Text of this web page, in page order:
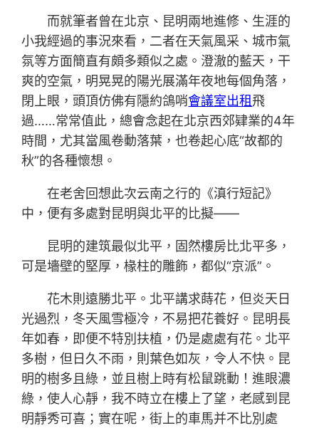
而就筆者曾在北京、昆明兩地進修、生涯的
小我經過的事況來看，二者在天氣風采、城市氣
氛等方面簡直有頗多類似之處。澄澈的藍天，干
爽的空氣，明晃晃的陽光展滿年夜地每個角落，
閉上眼，頭頂仿佛有隱約鴿哨會議室出租飛
過……常常值此，總會念起在北京西郊肄業的4年
時間，尤其當風卷動落葉，也卷起心底“故都的
秋”的各種懷想。
在老舍回想此次云南之行的《滇行短記》
中，便有多處對昆明與北平的比擬——
昆明的建筑最似北平，固然樓房比北平多，
可是墻壁的堅厚，椽柱的雕飾，都似“京派”。
花木則遠勝北平。北平講求蒔花，但炎天日
光過烈，冬天風雪極冷，不易把花養好。昆明長
年如春，即便不特別扶植，仍是處處有花。北平
多樹，但日久不雨，則葉色如灰，令人不快。昆
明的樹多且綠，並且樹上時有松鼠跳動！進眼濃
綠，使人心靜，我不時立在樓上了望，老感到昆
明靜秀可喜；實在呢，街上的車馬并不比別處